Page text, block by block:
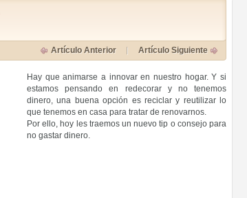
Artículo Anterior Artículo Siguiente
Hay que animarse a innovar en nuestro hogar. Y si
estamos pensando en redecorar y no tenemos
dinero, una buena opción es reciclar y reutilizar lo
que tenemos en casa para tratar de renovarnos.
Por ello, hoy les traemos un nuevo tip o consejo para
no gastar dinero.